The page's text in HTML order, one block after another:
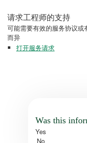
请求工程师的支持
可能需要有效的服务协议
而异
打开服务请求
Was this
Yes
No